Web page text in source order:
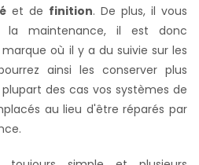
et de finition. De plus, il vous
la maintenance, il est donc
où il y a du suivie sur les
ainsi les conserver plus
des cas vos systèmes de
au lieu d'être réparés par